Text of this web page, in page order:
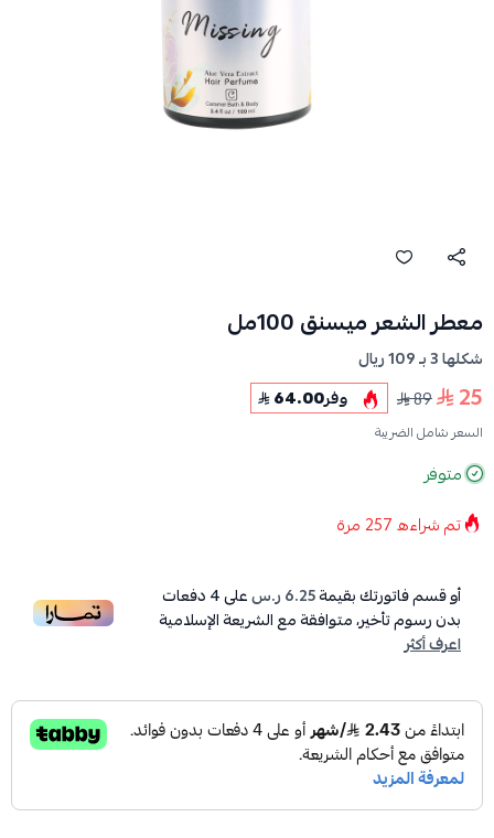
معطر الشعر ميسنق 100مل
شكلها 3 بـ 109 ريال
25
89 وفر64.00
السعر شامل الضريبة
متوفر
تم شراءه257 مرة
أو قسم فاتورتك بقيمة6.25 ر.س على4دفعات
بدون رسوم تأخير، متوافقة مع الشريعة الإسلامية
اعرف أكثر